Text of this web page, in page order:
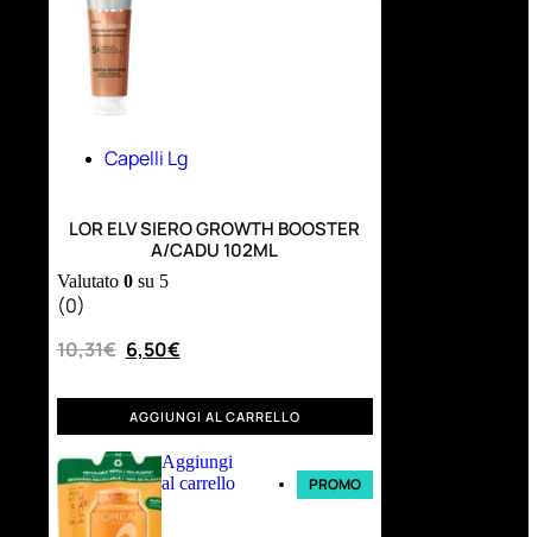
Capelli Lg
LOR ELV SIERO GROWTH BOOSTER
A/CADU 102ML
Valutato 0su 5
(0)
10,31€ 6,50€
AGGIUNGI AL CARRELLO
Aggiungi
al carrello
PROMO